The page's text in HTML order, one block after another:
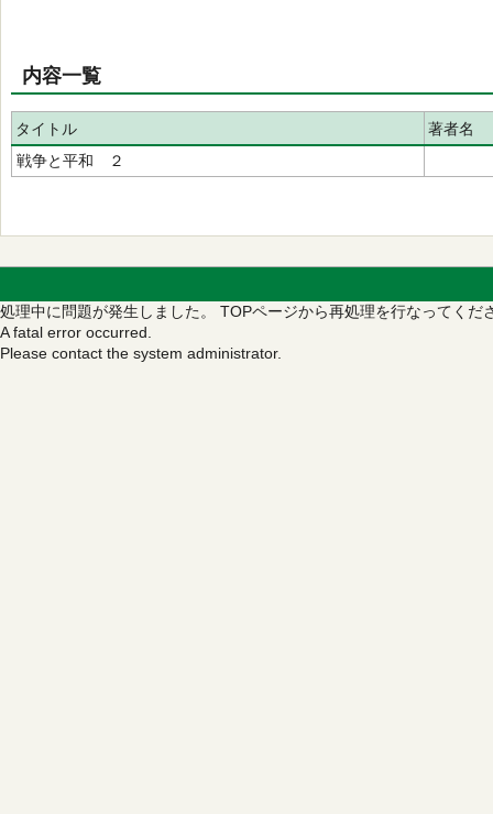
内容一覧
タイトル
著者名
戦争と平和 ２
処理中に問題が発生しました。 TOPページから再処理を行なってくだ
A fatal error occurred.
Please contact the system administrator.